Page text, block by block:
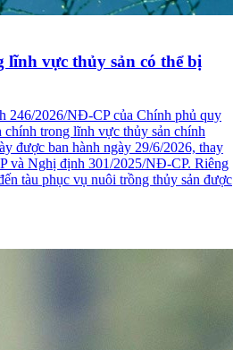
vực thủy sản có thể bị
246/2026/NĐ-CP của Chính phủ quy
trong lĩnh vực thủy sản chính
được ban hành ngày 29/6/2026, thay
và Nghị định 301/2025/NĐ-CP. Riêng
tàu phục vụ nuôi trồng thủy sản được